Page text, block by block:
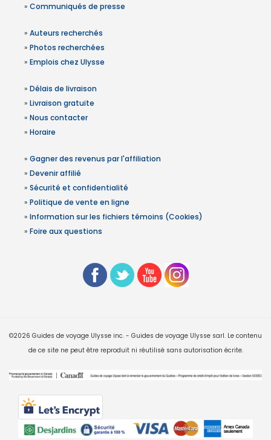
» Communiqués de presse
» Auteurs recherchés
» Photos recherchées
» Emplois chez Ulysse
» Délais de livraison
» Livraison gratuite
» Nous contacter
» Horaire
» Gagner des revenus par l'affiliation
» Devenir affilié
» Sécurité et confidentialité
» Politique de vente en ligne
» Information sur les fichiers témoins (Cookies)
» Foire aux questions
©2026 Guides de voyage Ulysse inc. - Guides de voyage Ulysse sarl. Le contenu
de ce site ne peut être reproduit ni réutilisé sans autorisation écrite.